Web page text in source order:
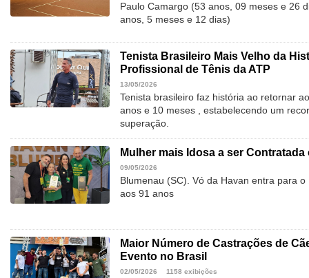
Paulo Camargo (53 anos, 09 meses e 26
anos, 5 meses e 12 dias)
Tenista Brasileiro Mais Velho da
Profissional de Tênis da ATP
13/05/2026
Tenista brasileiro faz história ao retornar
anos e 10 meses , estabelecendo um
superação.
Mulher mais Idosa a ser
09/05/2026
Blumenau (SC). Vó da Havan entra para
aos 91 anos
Maior Número de Castrações de
Evento no Brasil
02/05/2026 1158 exibições